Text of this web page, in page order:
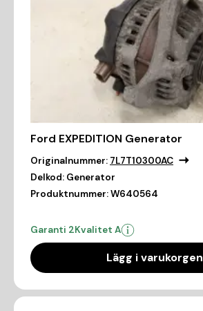
Ford EXPEDITION Generator
Originalnummer: 7L7T10300AC
Delkod: Generator
Produktnummer:W640564
Garanti 2Kvalitet A
Lägg i varukorgen